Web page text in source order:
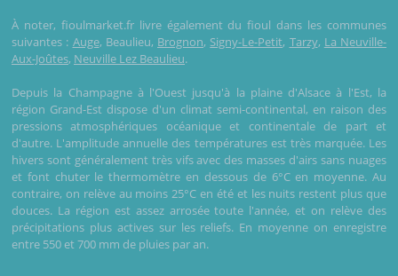
À noter, fioulmarket.fr livre également du fioul dans les communes
suivantes : Auge, Beaulieu, Brognon, Signy-Le-Petit, Tarzy, La Neuville-
Aux-Joûtes, Neuville Lez Beaulieu.
Depuis la Champagne à l'Ouest jusqu'à la plaine d'Alsace à l'Est, la
région Grand-Est dispose d'un climat semi-continental, en raison des
pressions atmosphériques océanique et continentale de part et
d'autre. L'amplitude annuelle des températures est très marquée. Les
hivers sont généralement très vifs avec des masses d'airs sans nuages
et font chuter le thermomètre en dessous de 6°C en moyenne. Au
contraire, on relève au moins 25°C en été et les nuits restent plus que
douces. La région est assez arrosée toute l'année, et on relève des
précipitations plus actives sur les reliefs. En moyenne on enregistre
entre 550 et 700 mm de pluies par an.